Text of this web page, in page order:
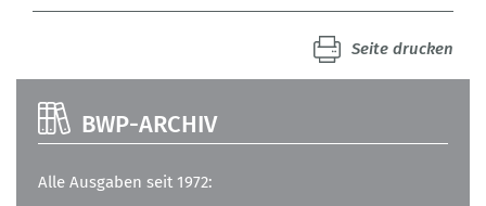
Seite drucken
BWP-ARCHIV
Alle Ausgaben seit 1972: